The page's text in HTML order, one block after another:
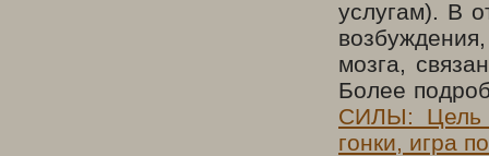
услугам). В
мозга,
Более
СИЛЫ: Цель
гонки, игра